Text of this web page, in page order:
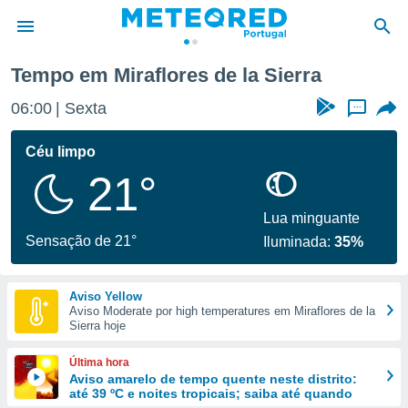
da
foi
fornecidas
a este
das
e
forma
digital
Tempo em Miraflores de la Sierra
06:00 Sexta ...
Céu limpo
21°
Sensação de 21°
Lua minguante
Iluminada:35%
Aviso Yellow
Aviso Moderate por high temperatures em Miraflores de la
Sierra hoje
Última hora
Aviso amarelo de tempo quente neste distrito:
até 39 ºC e noites tropicais; saiba até quando